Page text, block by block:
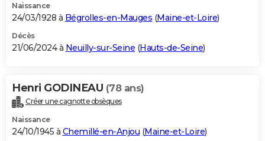
Naissance
24/03/1928 à Bégrolles-en-Mauges (Maine-et-Loire)
Décès
21/06/2024 à Neuilly-sur-Seine (Hauts-de-Seine)
Henri GODINEAU (78 ans)
Créer une cagnotte obsèques
Naissance
24/10/1945 à Chemillé-en-Anjou (Maine-et-Loire)